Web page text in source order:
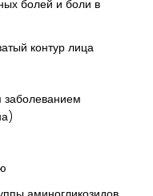
болей и боли в
контур лица
заболеванием